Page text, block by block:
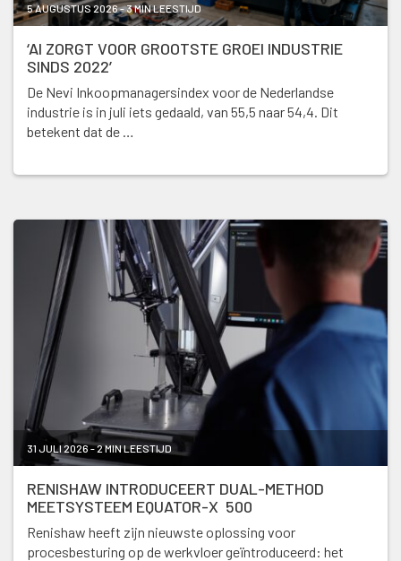
5 AUGUSTUS 2026 - 3 MIN LEESTIJD
‘AI ZORGT VOOR GROOTSTE GROEI INDUSTRIE
SINDS 2022’
De Nevi Inkoopmanagersindex voor de Nederlandse
industrie is in juli iets gedaald, van 55,5 naar 54,4. Dit
betekent dat de …
31 JULI 2026 - 2 MIN LEESTIJD
RENISHAW INTRODUCEERT DUAL-METHOD
MEETSYSTEEM EQUATOR-X 500
Renishaw heeft zijn nieuwste oplossing voor
procesbesturing op de werkvloer geïntroduceerd: het